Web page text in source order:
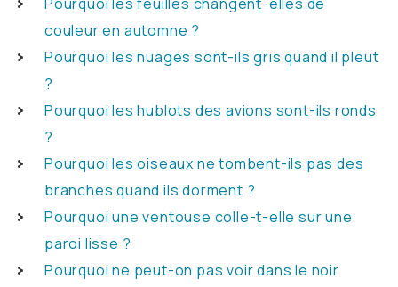
couleur en automne ?
Pourquoi les nuages sont-ils gris quand il pleut
?
Pourquoi les hublots des avions sont-ils ronds
?
Pourquoi les oiseaux ne tombent-ils pas des
branches quand ils dorment ?
Pourquoi une ventouse colle-t-elle sur une
paroi lisse ?
Pourquoi ne peut-on pas voir dans le noir